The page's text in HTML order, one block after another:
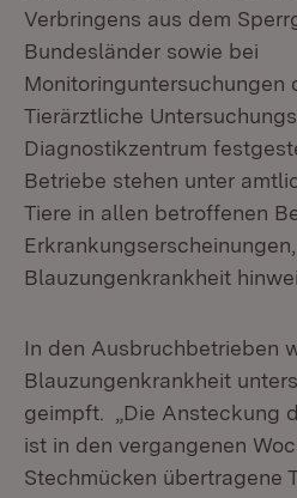
Verbringens aus dem
Bundesländer sowie bei
Monitoringuntersuchungen
Tierärztliche
Diagnostikzentrum
Betriebe stehen unter
Tiere in allen betroffenen
Blauzungenkrankheit
In den Ausbruchbetrieben
Blauzungenkrankheit
geimpft. „Die Ansteckung
ist in den vergangenen
Stechmücken übertragene